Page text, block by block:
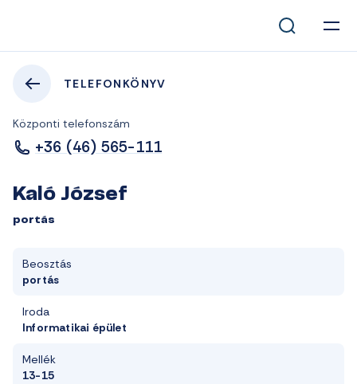
TELEFONKÖNYV
Központi telefonszám
+36 (46) 565-111
Kaló József
portás
Beosztás
portás
Iroda
Informatikai épület
Mellék
13-15